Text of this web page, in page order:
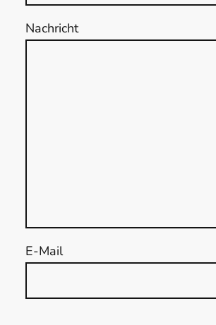
Nachricht
E-Mail